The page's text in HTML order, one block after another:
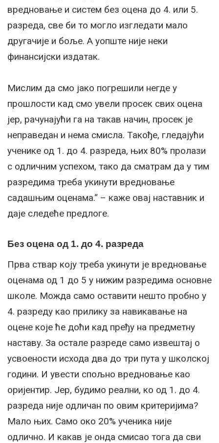
вредновање и систем без оцена до 4. или 5.
разреда, све би то могло изгледати мало
другачије и боље. А уопште није неки
финансијски издатак.
Мислим да смо јако погрешили негде у
прошлости кад смо увели просек свих оцена
јер, рачунајући га на такав начин, просек је
неправедан и нема смисла. Такође, гледајући
ученике од 1. до 4. разреда, њих 80% пролази
с одличним успехом, тако да сматрам да у тим
разредима треба укинути вредновање
садашњим оценама.“ – каже овај наставник и
даје следеће предлоге.
Без оцена од 1. до 4. разреда
Прва ствар коју треба укинути је вредновање
оценама од 1 до 5 у нижим разредима основне
школе. Можда само оставити нешто пробно у
4. разреду као прилику за навикавање на
оцене које ће доћи кад пређу на предметну
наставу. За остале разреде само извештај о
усвоености исхода два до три пута у школској
години. И увести спољно вредновање као
оријентир. Јер, будимо реални, ко од 1. до 4.
разреда није одличан по овим критеријима?
Мало њих. Само око 20% ученика није
одлично. И какав је онда смисао тога да сви